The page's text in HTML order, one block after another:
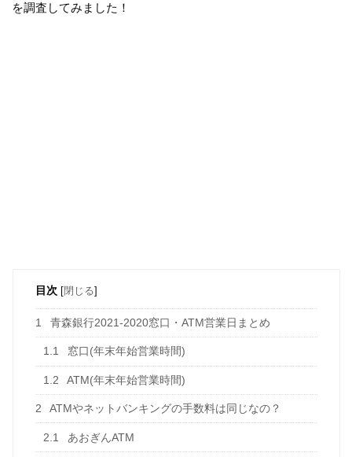
を調査してみました！
目次 [閉じる]
1 青森銀行2021-2020窓口・ATM営業日まとめ
1.1 窓口(年末年始営業時間)
1.2 ATM(年末年始営業時間)
2 ATMやネットバンキングの手数料は同じなの？
2.1 あおぎんATM